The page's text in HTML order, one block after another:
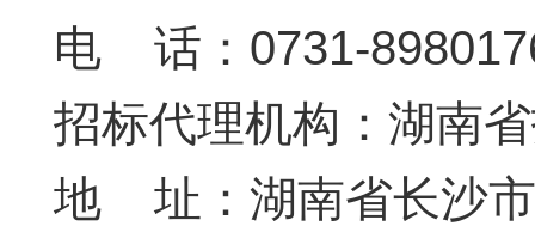
电 话： 0731-
招标代理机构： 湖南
地 址：湖南省长沙市